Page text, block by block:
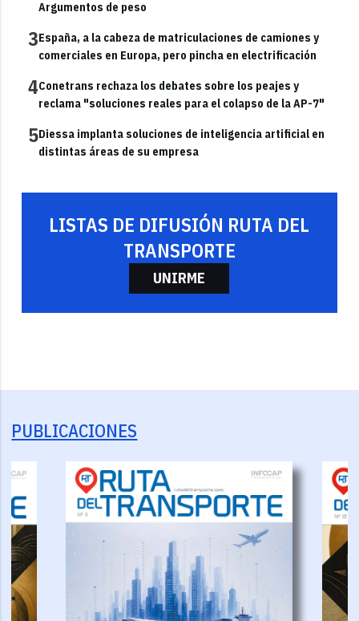
Argumentos de peso
3España, a la cabeza de matriculaciones de camiones y
comerciales en Europa, pero pincha en electrificación
4Conetrans rechaza los debates sobre los peajes y
reclama "soluciones reales para el colapso de la AP-7"
5Diessa implanta soluciones de inteligencia artificial en
distintas áreas de su empresa
LISTAS DE DIFUSIÓN RUTA DEL
TRANSPORTE
UNIRME
PUBLICACIONES